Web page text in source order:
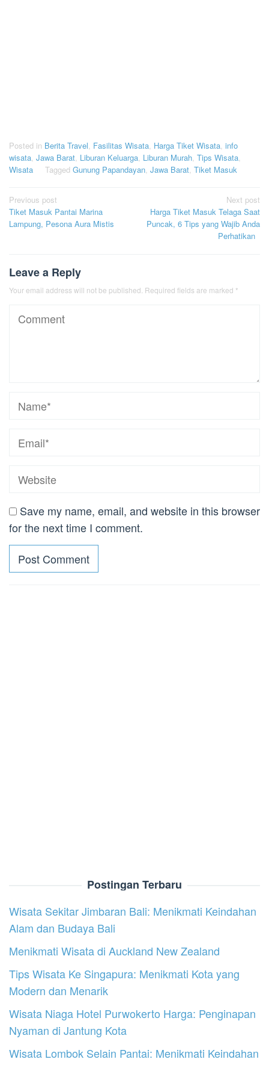
Posted in Berita Travel Fasilitas Wisata Harga Tiket Wisata info
wisata Jawa Barat Liburan Keluarga Liburan Murah Tips Wisata
Wisata
Tagged Gunung Papandayan Jawa Barat Tiket Masuk
Post
navigation
Previous post
Tiket Masuk Pantai Marina
Lampung, Pesona Aura Mistis
Next post
Harga Tiket Masuk Telaga Saat
Puncak, 6 Tips yang Wajib Anda
Perhatikan
Leave a Reply
Your email address will not be published. Required fields are marked *
Save my name, email, and website in this browser
for the next time I comment.
Postingan Terbaru
Wisata Sekitar Jimbaran Bali: Menikmati Keindahan
Alam dan Budaya Bali
Menikmati Wisata di Auckland New Zealand
Tips Wisata Ke Singapura: Menikmati Kota yang
Modern dan Menarik
Wisata Niaga Hotel Purwokerto Harga: Penginapan
Nyaman di Jantung Kota
Wisata Lombok Selain Pantai: Menikmati Keindahan